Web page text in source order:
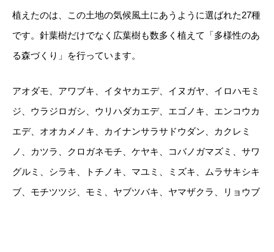
植えたのは、この土地の気候風土にあうように選ばれた27種
です。針葉樹だけでなく広葉樹も数多く植えて「多様性のあ
る森づくり」を行っています。
アオダモ、アワブキ、イタヤカエデ、イヌガヤ、イロハモミ
ジ、ウラジロガシ、ウリハダカエデ、エゴノキ、エンコウカ
エデ、オオカメノキ、カイナンサラサドウダン、カクレミ
ノ、カツラ、クロガネモチ、ケヤキ、コバノガマズミ、サワ
グルミ、シラキ、トチノキ、マユミ、ミズキ、ムラサキシキ
ブ、モチツツジ、モミ、ヤブツバキ、ヤマザクラ、リョウブ